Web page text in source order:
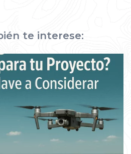
te interese: